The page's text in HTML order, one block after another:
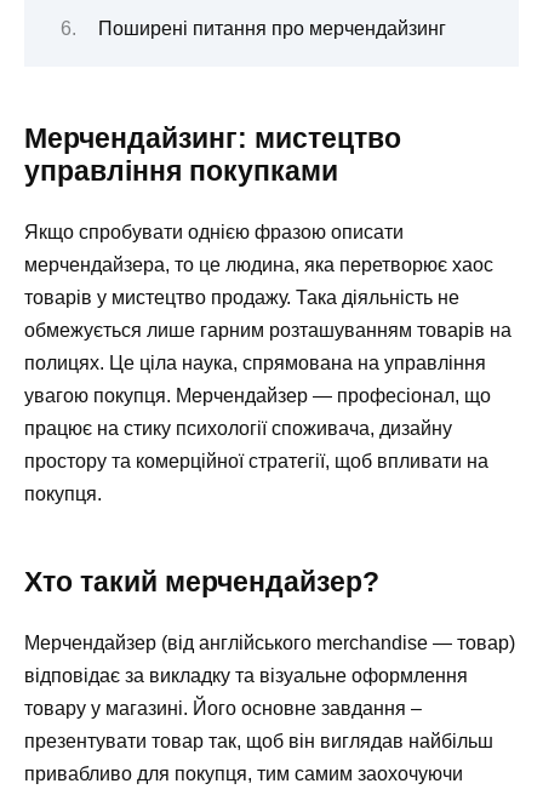
Поширені питання про мерчендайзинг
Мерчендайзинг: мистецтво
управління покупками
Якщо спробувати однією фразою описати
мерчендайзера, то це людина, яка перетворює хаос
товарів у мистецтво продажу. Така діяльність не
обмежується лише гарним розташуванням товарів на
полицях. Це ціла наука, спрямована на управління
увагою покупця. Мерчендайзер — професіонал, що
працює на стику психології споживача, дизайну
простору та комерційної стратегії, щоб впливати на
покупця.
Хто такий мерчендайзер?
Мерчендайзер (від англійського merchandise — товар)
відповідає за викладку та візуальне оформлення
товару у магазині. Його основне завдання –
презентувати товар так, щоб він виглядав найбільш
привабливо для покупця, тим самим заохочуючи